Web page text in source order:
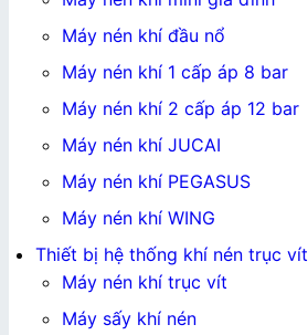
Máy nén khí đầu nổ
Máy nén khí 1 cấp áp 8 bar
Máy nén khí 2 cấp áp 12 bar
Máy nén khí JUCAI
Máy nén khí PEGASUS
Máy nén khí WING
Thiết bị hệ thống khí nén trục vít
Máy nén khí trục vít
Máy sấy khí nén